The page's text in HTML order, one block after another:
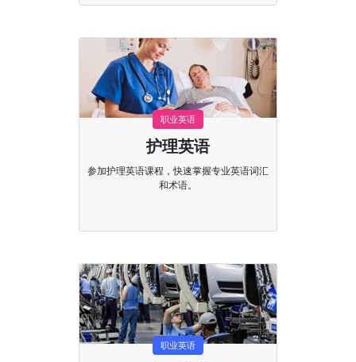
职业英语
护理英语
参加护理英语课程，快速掌握专业英语词汇
和术语。
职业英语